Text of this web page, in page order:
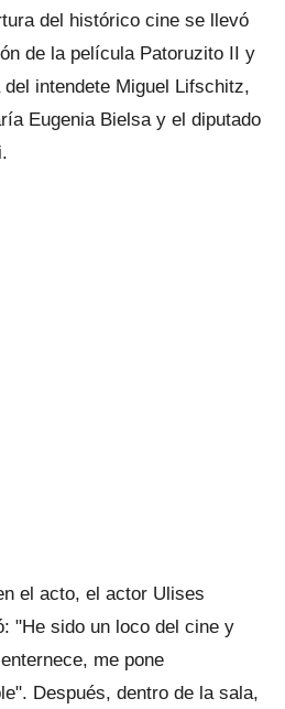
del histórico cine se llevó
de la película Patoruzito II y
intendete Miguel Lifschitz,
Eugenia Bielsa y el diputado
el acto, el actor Ulises
"He sido un loco del cine y
me pone
Después, dentro de la sala,